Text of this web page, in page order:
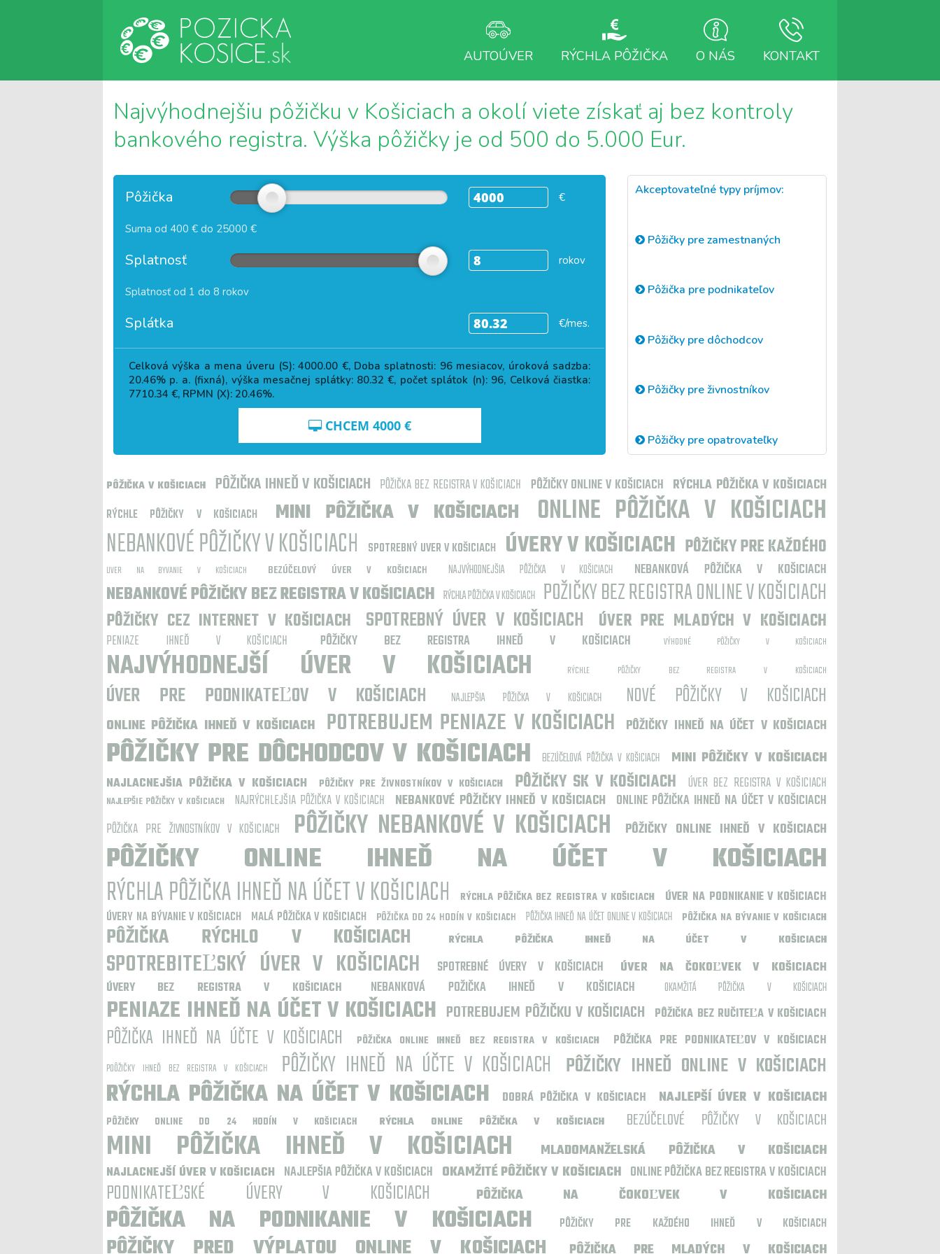
AUTOÚVER RÝCHLA PÔŽIČKA O NÁS KONTAKT
Najvýhodnejšiu pôžičku v Košiciach a okolí viete získať aj bez kontroly
bankového registra. Výška pôžičky je od 500 do 5.000 Eur.
Pôžička €
Suma od 400 € do 25000 €
Splatnosť rokov
Splatnosť od 1 do 8 rokov
Splátka €/mes.
Celková výška a mena úveru (S):4000.00 €, Doba splatnosti: 96mesiacov, úroková sadzba:
20.46% p. a. (fixná), výška mesačnej splátky: 80.32 €, počet splátok (n): 96, Celková čiastka:
7710.34 €, RPMN (X): 20.46%.
CHCEM 4000€
Akceptovateľné typy príjmov:
Pôžičky pre zamestnaných
Pôžička pre podnikateľov
Pôžičky pre dôchodcov
Pôžičky pre živnostníkov
Pôžičky pre opatrovateľky
PÔŽIČKA V KOŠICIACH PÔŽIČKA IHNEĎ V KOŠICIACH PÔŽIČKA BEZ REGISTRA V KOŠICIACH PÔŽIČKY ONLINE V KOŠICIACH RÝCHLA PÔŽIČKA V KOŠICIACH
RÝCHLE PÔŽIČKY V KOŠICIACH MINI PÔŽIČKA V KOŠICIACH
ONLINE PÔŽIČKA V KOŠICIACH
NEBANKOVÉ PÔŽIČKY V KOŠICIACH
SPOTREBNÝ UVER V KOŠICIACH ÚVERY V KOŠICIACH PÔŽIČKY PRE KAŽDÉHO
UVER NA BYVANIE V KOŠICIACH BEZÚČELOVÝ ÚVER V KOŠICIACH NAJVÝHODNEJŠIA PÔŽIČKA V KOŠICIACH NEBANKOVÁ PÔŽIČKA V KOŠICIACH
NEBANKOVÉ PÔŽIČKY BEZ REGISTRA V KOŠICIACH RÝCHLA PÔŽIČKA V KOŠICIACH POŽIČKY BEZ REGISTRA ONLINE V KOŠICIACH
PÔŽIČKY CEZ INTERNET V KOŠICIACH SPOTREBNÝ ÚVER V KOŠICIACH ÚVER PRE MLADÝCH V KOŠICIACH
PENIAZE IHNEĎ V KOŠICIACH PÔŽIČKY BEZ REGISTRA IHNEĎ V KOŠICIACH VÝHODNÉ PÔŽIČKY V KOŠICIACH
NAJVÝHODNEJŠÍ ÚVER V KOŠICIACH RÝCHLE PÔŽIČKY BEZ REGISTRA V KOŠICIACH
ÚVER PRE PODNIKATEĽOV V KOŠICIACH NAJLEPŠIA PÔŽIČKA V KOŠICIACH NOVÉ PÔŽIČKY V KOŠICIACH
ONLINE PÔŽIČKA IHNEĎ V KOŠICIACH POTREBUJEM PENIAZE V KOŠICIACH PÔŽIČKY IHNEĎ NA ÚČET V KOŠICIACH
PÔŽIČKY PRE DÔCHODCOV V KOŠICIACH BEZÚČELOVÁ PÔŽIČKA V KOŠICIACH MINI PÔŽIČKY V KOŠICIACH
NAJLACNEJŠIA PÔŽIČKA V KOŠICIACH PÔŽIČKY PRE ŽIVNOSTNÍKOV V KOŠICIACH PÔŽIČKY SK V KOŠICIACH ÚVER BEZ REGISTRA V KOŠICIACH
NAJLEPŠIE PÔŽIČKY V KOŠICIACH NAJRÝCHLEJŠIA PÔŽIČKA V KOŠICIACH NEBANKOVÉ PÔŽIČKY IHNEĎ V KOŠICIACH ONLINE PÔŽIČKA IHNEĎ NA ÚČET V KOŠICIACH
PÔŽIČKA PRE ŽIVNOSTNÍKOV V KOŠICIACH
PÔŽIČKY NEBANKOVÉ V KOŠICIACH PÔŽIČKY ONLINE IHNEĎ V KOŠICIACH
PÔŽIČKY ONLINE IHNEĎ NA ÚČET V KOŠICIACH
RÝCHLA PÔŽIČKA IHNEĎ NA ÚČET V KOŠICIACH
RÝCHLA PÔŽIČKA BEZ REGISTRA V KOŠICIACH
ÚVER NA PODNIKANIE V KOŠICIACH
ÚVERY NA BÝVANIE V KOŠICIACH
MALÁ PÔŽIČKA V KOŠICIACH PÔŽIČKA DO 24 HODÍN V KOŠICIACH PÔŽIČKA IHNEĎ NA ÚČET ONLINE V KOŠICIACH PÔŽIČKA NA BÝVANIE V KOŠICIACH
PÔŽIČKA RÝCHLO V KOŠICIACH RÝCHLA PÔŽIČKA IHNEĎ NA ÚČET V KOŠICIACH
SPOTREBITEĽSKÝ ÚVER V KOŠICIACH SPOTREBNÉ ÚVERY V KOŠICIACH
ÚVER NA ČOKOĽVEK V KOŠICIACH
ÚVERY BEZ REGISTRA V KOŠICIACH
NEBANKOVÁ POŽIČKA IHNEĎ V KOŠICIACH OKAMŽITÁ PÔŽIČKA V KOŠICIACH
PENIAZE IHNEĎ NA ÚČET V KOŠICIACH POTREBUJEM PÔŽIČKU V KOŠICIACH PÔŽIČKA BEZ RUČITEĽA V KOŠICIACH
PÔŽIČKA IHNEĎ NA ÚČTE V KOŠICIACH PÔŽIČKA ONLINE IHNEĎ BEZ REGISTRA V KOŠICIACH PÔŽIČKA PRE PODNIKATEĽOV V KOŠICIACH
POÔŽIČKY IHNEĎ BEZ REGISTRA V KOŠICIACH PÔŽIČKY IHNEĎ NA ÚČTE V KOŠICIACH PÔŽIČKY IHNEĎ ONLINE V KOŠICIACH
RÝCHLA PÔŽIČKA NA ÚČET V KOŠICIACH DOBRÁ PÔŽIČKA V KOŠICIACH NAJLEPŠÍ ÚVER V KOŠICIACH
PÔŽIČKY ONLINE DO 24 HODÍN V KOŠICIACH RÝCHLA ONLINE PÔŽIČKA V KOŠICIACH BEZÚČELOVÉ PÔŽIČKY V KOŠICIACH
MINI PÔŽIČKA IHNEĎ V KOŠICIACH MLADOMANŽELSKÁ PÔŽIČKA V KOŠICIACH
NAJLACNEJŠÍ ÚVER V KOŠICIACH NAJLEPŠIA PÔŽIČKA V KOŠICIACH OKAMŽITÉ PÔŽIČKY V KOŠICIACH ONLINE PÔŽIČKA BEZ REGISTRA V KOŠICIACH
PODNIKATEĽSKÉ ÚVERY V KOŠICIACH PÔŽIČKA NA ČOKOĽVEK V KOŠICIACH
PÔŽIČKA NA PODNIKANIE V KOŠICIACH PÔŽIČKY PRE KAŽDÉHO IHNEĎ V KOŠICIACH